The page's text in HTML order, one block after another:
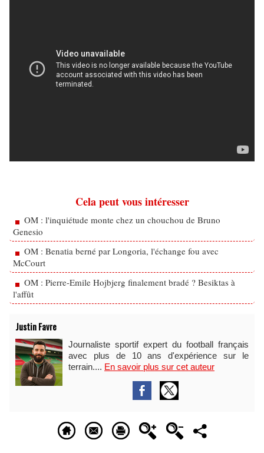
Cela peut vous intéresser
OM : l'inquiétude monte chez un chouchou de Bruno
Genesio
OM : Benatia berné par Longoria, l'échange fou avec
McCourt
OM : Pierre-Emile Hojbjerg finalement bradé ? Besiktas à
l'affût
Justin Favre
Journaliste sportif expert du football français
avec plus de 10 ans d'expérience sur le
terrain.... En savoir plus sur cet auteur